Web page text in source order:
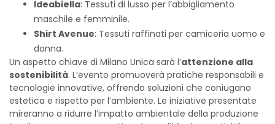
Ideabiella: Tessuti di lusso per l’abbigliamento
maschile e femminile.
Shirt Avenue: Tessuti raffinati per camiceria uomo e
donna.
Un aspetto chiave di Milano Unica sarà l’attenzione alla
sostenibilità. L’evento promuoverà pratiche responsabili e
tecnologie innovative, offrendo soluzioni che coniugano
estetica e rispetto per l’ambiente. Le iniziative presentate
mireranno a ridurre l’impatto ambientale della produzione